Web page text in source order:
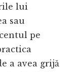
lui
sau
pe
a avea grijă